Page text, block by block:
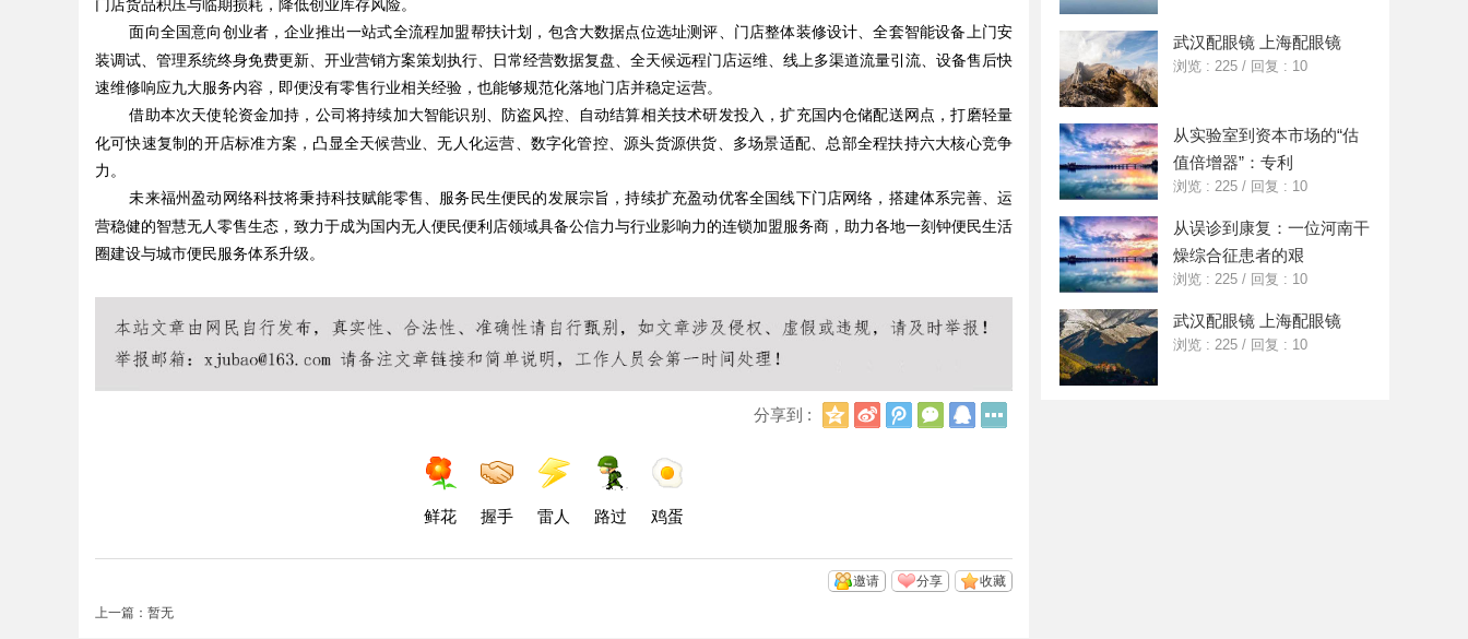
门店货品积压与临期损耗，降低创业库存风险。
面向全国意向创业者，企业推出一站式全流程加盟帮扶计划，包含大数据点位选址测评、门店整体装修设计、全套智能设备上门安
装调试、管理系统终身免费更新、开业营销方案策划执行、日常经营数据复盘、全天候远程门店运维、线上多渠道流量引流、设备售后快
速维修响应九大服务内容，即便没有零售行业相关经验，也能够规范化落地门店并稳定运营。
借助本次天使轮资金加持，公司将持续加大智能识别、防盗风控、自动结算相关技术研发投入，扩充国内仓储配送网点，打磨轻量
化可快速复制的开店标准方案，凸显全天候营业、无人化运营、数字化管控、源头货源供货、多场景适配、总部全程扶持六大核心竞争
力。
未来福州盈动网络科技将秉持科技赋能零售、服务民生便民的发展宗旨，持续扩充盈动优客全国线下门店网络，搭建体系完善、运
营稳健的智慧无人零售生态，致力于成为国内无人便民便利店领域具备公信力与行业影响力的连锁加盟服务商，助力各地一刻钟便民生活
圈建设与城市便民服务体系升级。
分享到 :
Q
新
浪
腾
讯
微
信
Q
鲜花 握手 雷人 路过 鸡蛋
收藏
分享
邀请
上一篇：暂无
武汉配眼镜 上海配眼镜
浏览 : 225 / 回复 : 10
从实验室到资本市场的“估
值倍增器”：专利
浏览 : 225 / 回复 : 10
从误诊到康复：一位河南干
燥综合征患者的艰
浏览 : 225 / 回复 : 10
武汉配眼镜 上海配眼镜
浏览 : 225 / 回复 : 10